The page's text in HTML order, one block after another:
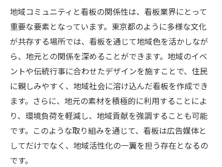
地域コミュニティと看板の関係性は、看板業界にとって
重要な要素となっています。東京都のように多様な文化
が共存する場所では、看板を通じて地域色を活かしなが
ら、地元との関係を深めることができます。地域のイベ
ントや伝統行事に合わせたデザインを施すことで、住民
に親しみやすく、地域社会に溶け込んだ看板を作成でき
ます。さらに、地元の素材を積極的に利用することによ
り、環境負荷を軽減し、地域貢献を強調することも可能
です。このような取り組みを通じて、看板は広告媒体と
してだけでなく、地域活性化の一翼を担う存在となるの
です。